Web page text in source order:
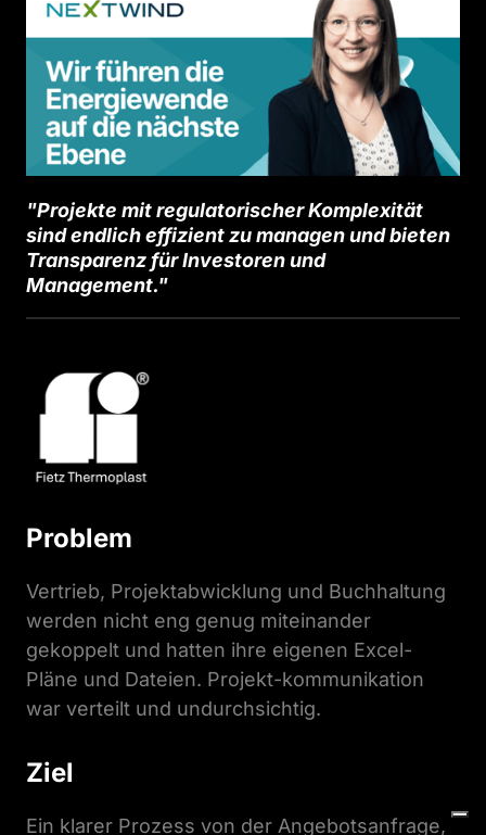
"Projekte mit regulatorischer Komplexität
sind endlich effizient zu managen und bieten
Transparenz für Investoren und
Management."
Problem
Vertrieb, Projektabwicklung und Buchhaltung
werden nicht eng genug miteinander
gekoppelt und hatten ihre eigenen Excel-
Pläne und Dateien. Projekt-kommunikation
war verteilt und undurchsichtig.
Ziel
Ein klarer Prozess von der Angebotsanfrage,